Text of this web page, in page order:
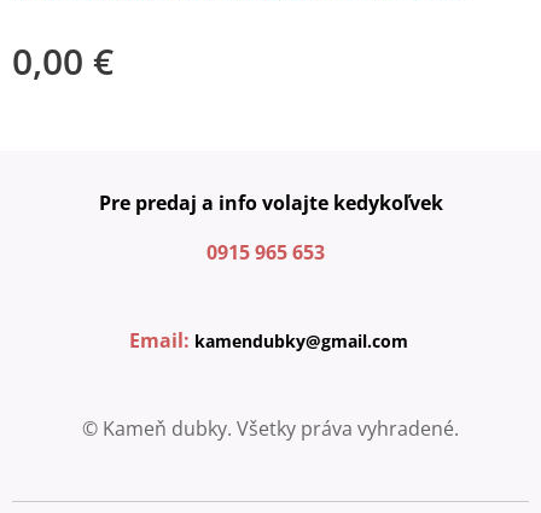
0,00 €
Pre predaj a info volajte kedykoľvek
0915 965 653
Email: kamendubky@gmail.com
© Kameň dubky. Všetky práva vyhradené.